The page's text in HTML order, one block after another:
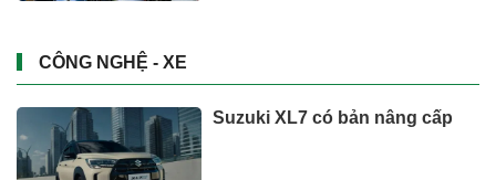
CÔNG NGHỆ - XE
Suzuki XL7 có bản nâng cấp